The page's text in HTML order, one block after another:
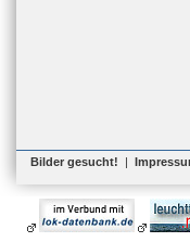
Bilder gesucht! |